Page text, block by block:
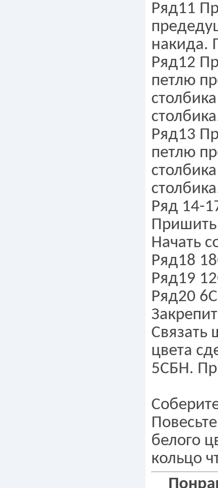
Ряд11
накида.
Ряд12
петлю
Ряд13
петлю
Ряд 14-
Начать
Ряд18
Ряд19
Ряд20
Связать
цвета
5СБН.
белого
кольцо